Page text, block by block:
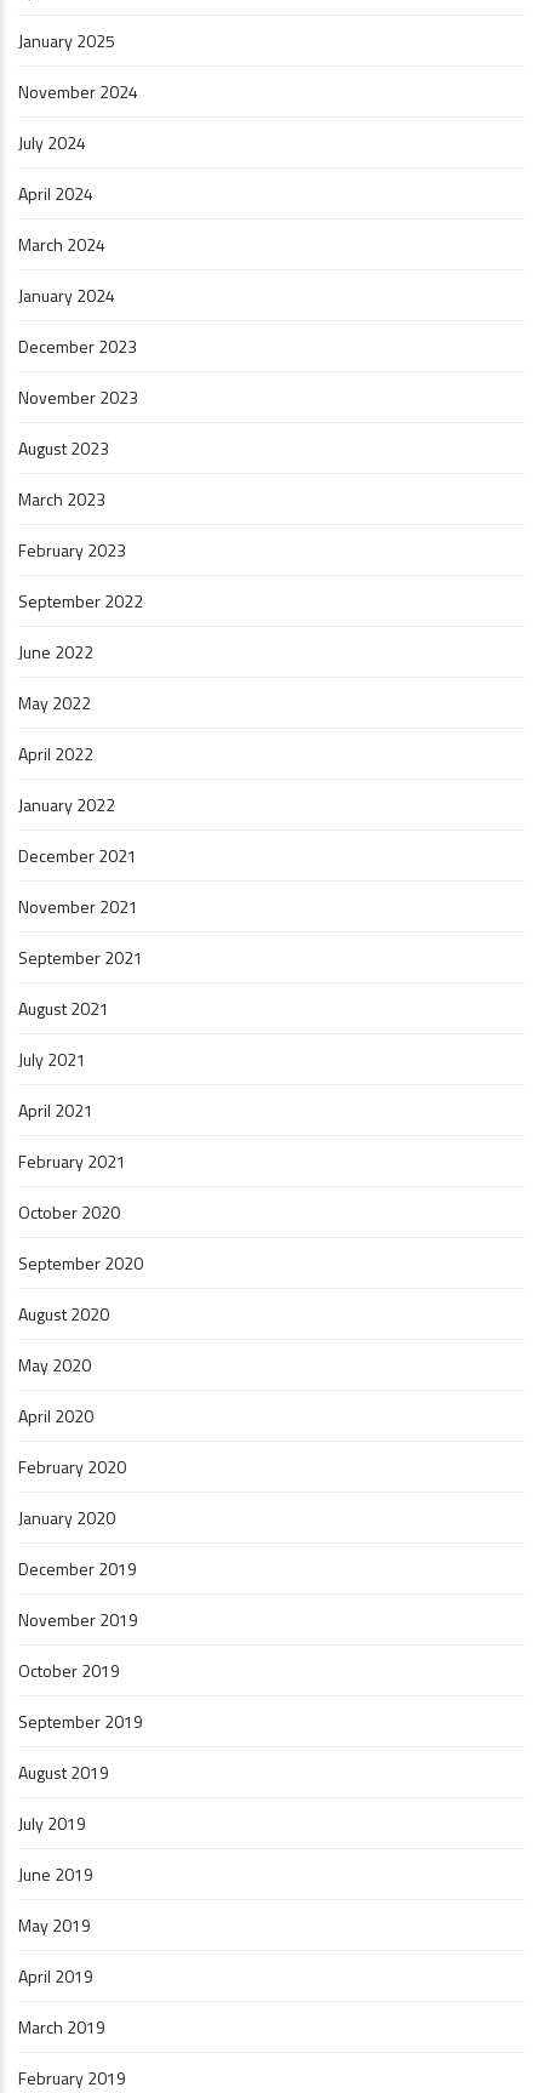
January 2025
November 2024
July 2024
April 2024
March 2024
January 2024
December 2023
November 2023
August 2023
March 2023
February 2023
September 2022
June 2022
May 2022
April 2022
January 2022
December 2021
November 2021
September 2021
August 2021
July 2021
April 2021
February 2021
October 2020
September 2020
August 2020
May 2020
April 2020
February 2020
January 2020
December 2019
November 2019
October 2019
September 2019
August 2019
July 2019
June 2019
May 2019
April 2019
March 2019
February 2019